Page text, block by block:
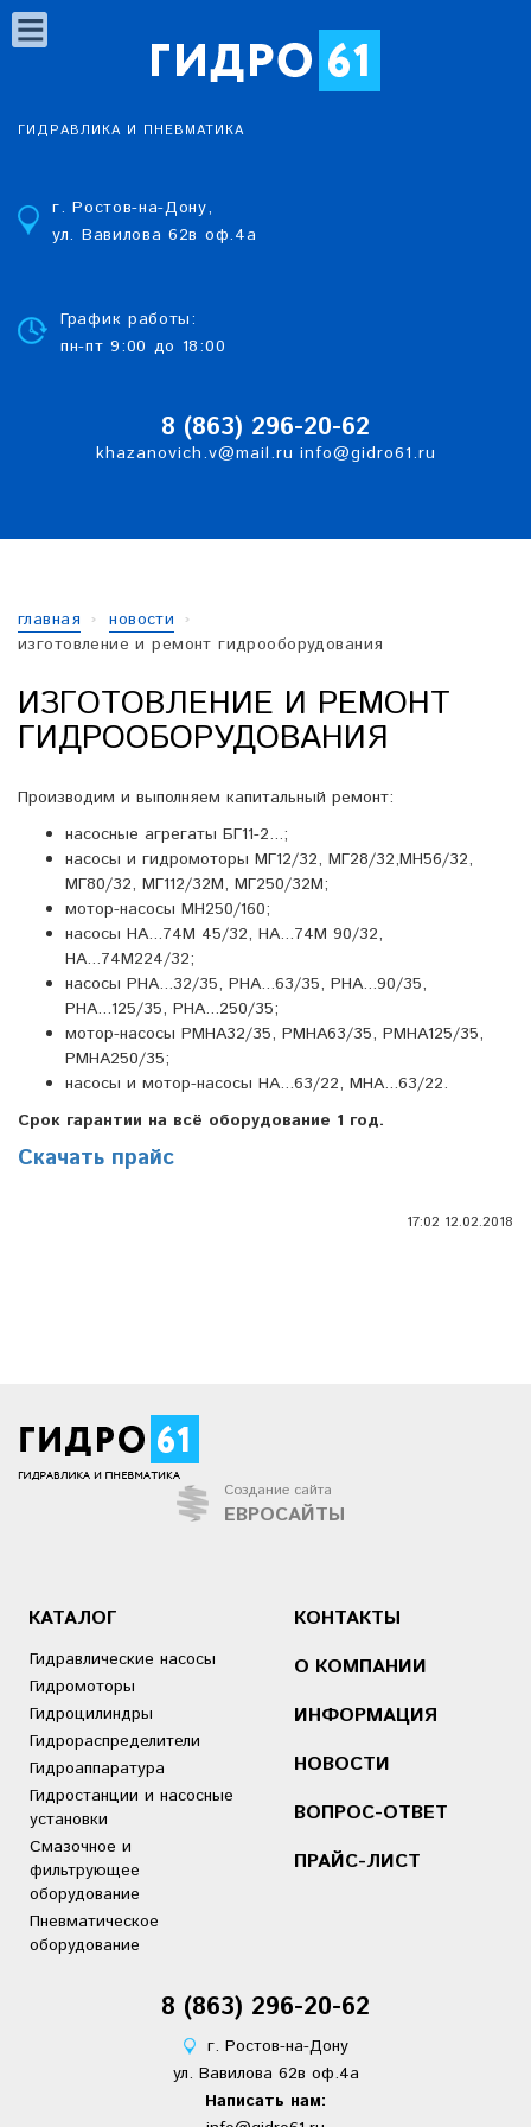
ГИДРАВЛИКА И ПНЕВМАТИКА
г. Ростов-на-Дону,
ул. Вавилова 62в оф.4а
График работы:
пн-пт 9:00 до 18:00
8 (863) 296-20-62
khazanovich.v@mail.ru info@gidro61.ru
главная
новости
изготовление и ремонт гидрооборудования
ИЗГОТОВЛЕНИЕ И РЕМОНТ
ГИДРООБОРУДОВАНИЯ
Производим и выполняем капитальный ремонт:
насосные агрегаты БГ11-2...;
насосы и гидромоторы МГ12/32, МГ28/32,МН56/32,
МГ80/32, МГ112/32М, МГ250/32М;
мотор-насосы МН250/160;
насосы НА...74М 45/32, НА...74М 90/32,
НА...74М224/32;
насосы РНА...32/35, РНА...63/35, РНА...90/35,
РНА...125/35, РНА...250/35;
мотор-насосы РМНА32/35, РМНА63/35, РМНА125/35,
РМНА250/35;
насосы и мотор-насосы НА...63/22, МНА...63/22.
Срок гарантии на всё оборудование 1 год.
Скачать прайс
17:02 12.02.2018
Создание сайта
ЕВРОСАЙТЫ
КАТАЛОГ
Гидравлические насосы
Гидромоторы
Гидроцилиндры
Гидрораспределители
Гидроаппаратура
Гидростанции и насосные
установки
Смазочное и
фильтрующее
оборудование
Пневматическое
оборудование
КОНТАКТЫ
О КОМПАНИИ
ИНФОРМАЦИЯ
НОВОСТИ
ВОПРОС-ОТВЕТ
ПРАЙС-ЛИСТ
8 (863) 296-20-62
г. Ростов-на-Дону
ул. Вавилова 62в оф.4а
Написать нам: